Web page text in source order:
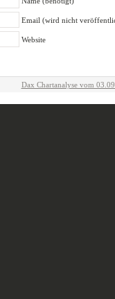
Email (wird nicht
Website
Dax Chartanalyse vom